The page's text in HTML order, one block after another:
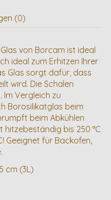
(0)
von Borcam ist ideal
ideal zum Erhitzen Ihrer
Glas sorgt dafür, dass
wird. Die Schalen
Im Vergleich zu
Borosilikatglas beim
beim Abkühlen
hitzebeständig bis 250 °C
Geeignet für Backofen,
cm (3L)